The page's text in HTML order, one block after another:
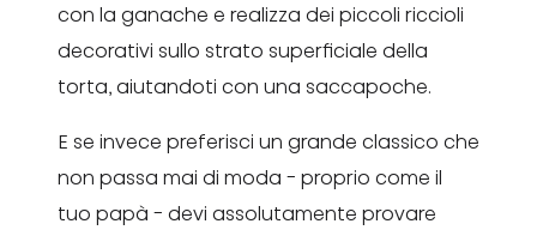
con la ganache e realizza dei piccoli riccioli
decorativi sullo strato superficiale della
torta, aiutandoti con una saccapoche.
E se invece preferisci un grande classico che
non passa mai di moda - proprio come il
tuo papà - devi assolutamente provare